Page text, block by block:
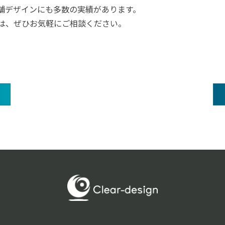
ザインにも多数の実績があります。
ぜひお気軽にご相談ください。